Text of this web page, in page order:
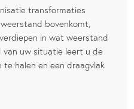
transformaties
bovenkomt,
in wat weerstand
uw situatie leert u de
halen en een draagvlak